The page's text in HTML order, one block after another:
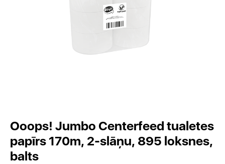
Ooops! Jumbo Centerfeed tualetes
papīrs 170m, 2-slāņu, 895 loksnes,
balts